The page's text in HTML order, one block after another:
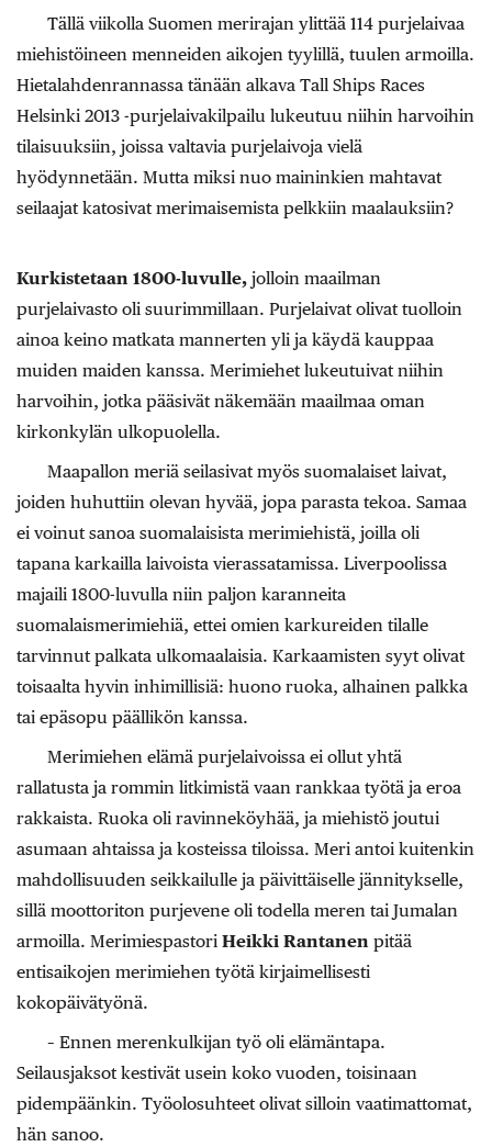
Tällä viikolla Suomen merirajan ylittää 114 purjelaivaa
miehistöineen menneiden aikojen tyylillä, tuulen armoilla.
Hietalahdenrannassa tänään alkava Tall Ships Races
Helsinki 2013 -purjelaivakilpailu lukeutuu niihin harvoihin
tilaisuuksiin, joissa valtavia purjelaivoja vielä
hyödynnetään. Mutta miksi nuo maininkien mahtavat
seilaajat katosivat merimaisemista pelkkiin maalauksiin?
Kurkistetaan 1800-luvulle, jolloin maailman
purjelaivasto oli suurimmillaan. Purjelaivat olivat tuolloin
ainoa keino matkata mannerten yli ja käydä kauppaa
muiden maiden kanssa. Merimiehet lukeutuivat niihin
harvoihin, jotka pääsivät näkemään maailmaa oman
kirkonkylän ulkopuolella.
Maapallon meriä seilasivat myös suomalaiset laivat,
joiden huhuttiin olevan hyvää, jopa parasta tekoa. Samaa
ei voinut sanoa suomalaisista merimiehistä, joilla oli
tapana karkailla laivoista vierassatamissa. Liverpoolissa
majaili 1800-luvulla niin paljon karanneita
suomalaismerimiehiä, ettei omien karkureiden tilalle
tarvinnut palkata ulkomaalaisia. Karkaamisten syyt olivat
toisaalta hyvin inhimillisiä: huono ruoka, alhainen palkka
tai epäsopu päällikön kanssa.
Merimiehen elämä purjelaivoissa ei ollut yhtä
rallatusta ja rommin litkimistä vaan rankkaa työtä ja eroa
rakkaista. Ruoka oli ravinneköyhää, ja miehistö joutui
asumaan ahtaissa ja kosteissa tiloissa. Meri antoi kuitenkin
mahdollisuuden seikkailulle ja päivittäiselle jännitykselle,
sillä moottoriton purjevene oli todella meren tai Jumalan
armoilla. Merimiespastori Heikki Rantanen pitää
entisaikojen merimiehen työtä kirjaimellisesti
kokopäivätyönä.
– Ennen merenkulkijan työ oli elämäntapa.
Seilausjaksot kestivät usein koko vuoden, toisinaan
pidempäänkin. Työolosuhteet olivat silloin vaatimattomat,
hän sanoo.